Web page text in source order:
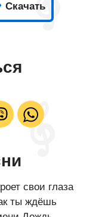
Скачать
свои глаза
ты ждёшь